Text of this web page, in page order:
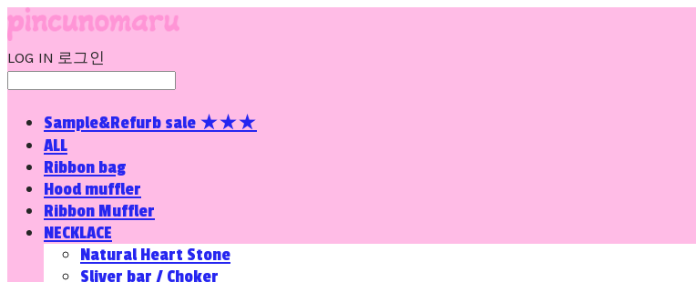
LOG IN 로그인
Sample&Refurb sale ★★★
ALL
Ribbon bag
Hood muffler
Ribbon Muffler
NECKLACE
Natural Heart Stone
Sliver bar / Choker